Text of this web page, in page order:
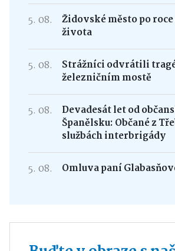
5. 08.
Židovské město po
života
5. 08.
Strážníci odvrátili
železničním mostě
5. 08.
Devadesát let od
Španělsku: Občané z
službách interbrigády
5. 08. Omluva paní